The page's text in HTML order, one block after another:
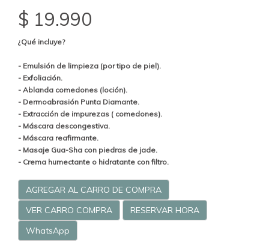
$ 19.990
¿Qué incluye?
- Emulsión de limpieza (por tipo de piel).
- Exfoliación.
- Ablanda comedones (loción).
- Dermoabrasión Punta Diamante.
- Extracción de impurezas ( comedones).
- Máscara descongestiva.
- Máscara reafirmante.
- Masaje Gua-Sha con piedras de jade.
- Crema humectante o hidratante con filtro.
AGREGAR AL CARRO DE COMPRA
VER CARRO COMPRA
RESERVAR HORA
WhatsApp